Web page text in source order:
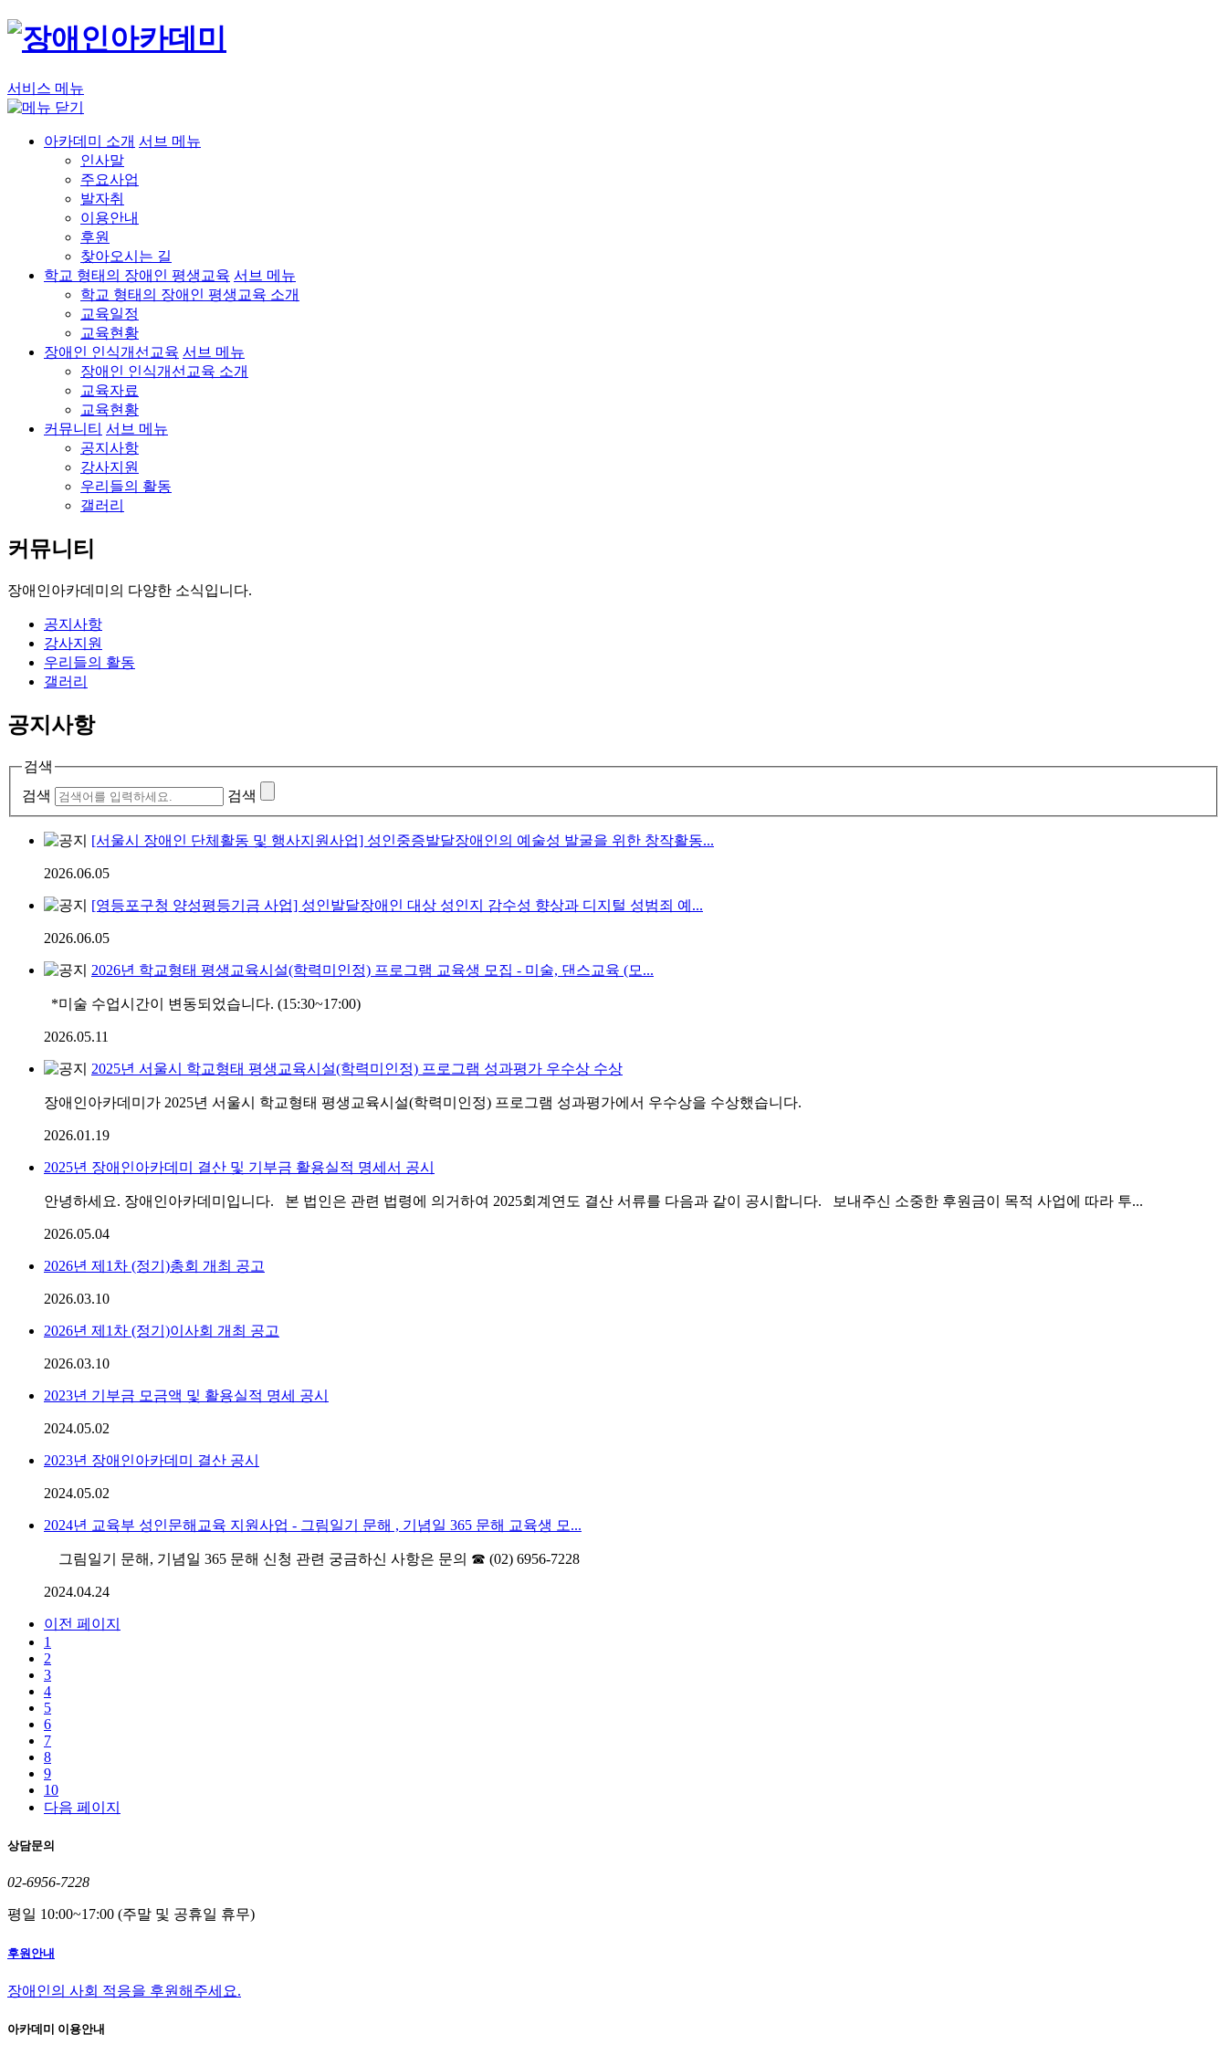
서비스 메뉴
아카데미 소개 서브 메뉴
인사말
주요사업
발자취
이용안내
후원
찾아오시는 길
학교 형태의 장애인 평생교육 서브 메뉴
학교 형태의 장애인 평생교육 소개
교육일정
교육현황
장애인 인식개선교육 서브 메뉴
장애인 인식개선교육 소개
교육자료
교육현황
커뮤니티 서브 메뉴
공지사항
강사지원
우리들의 활동
갤러리
커뮤니티
장애인아카데미의 다양한 소식입니다.
공지사항
강사지원
우리들의 활동
갤러리
공지사항
검색
검색
검색
[서울시 장애인 단체활동 및 행사지원사업] 성인중증발달장애인의 예술성 발굴을 위한 창작활동...
2026.06.05
[영등포구청 양성평등기금 사업] 성인발달장애인 대상 성인지 감수성 향상과 디지털 성범죄 예...
2026.06.05
2026년 학교형태 평생교육시설(학력미인정) 프로그램 교육생 모집 - 미술, 댄스교육 (모...
*미술 수업시간이 변동되었습니다. (15:30~17:00)
2026.05.11
2025년 서울시 학교형태 평생교육시설(학력미인정) 프로그램 성과평가 우수상 수상
장애인아카데미가 2025년 서울시 학교형태 평생교육시설(학력미인정) 프로그램 성과평가에서 우수상을 수상했습니다.
2026.01.19
2025년 장애인아카데미 결산 및 기부금 활용실적 명세서 공시
안녕하세요. 장애인아카데미입니다. 본 법인은 관련 법령에 의거하여 2025회계연도 결산 서류를 다음과 같이 공시합니다. 보내주신 소중한 후원금이 목적 사업에 따라 투...
2026.05.04
2026년 제1차 (정기)총회 개최 공고
2026.03.10
2026년 제1차 (정기)이사회 개최 공고
2026.03.10
2023년 기부금 모금액 및 활용실적 명세 공시
2024.05.02
2023년 장애인아카데미 결산 공시
2024.05.02
2024년 교육부 성인문해교육 지원사업 - 그림일기 문해 , 기념일 365 문해 교육생 모...
그림일기 문해, 기념일 365 문해 신청 관련 궁금하신 사항은 문의 ☎ (02) 6956-7228
2024.04.24
이전 페이지
1
2
3
4
5
6
7
8
9
10
다음 페이지
상담문의
02-6956-7228
평일 10:00~17:00 (주말 및 공휴일 휴무)
후원안내
장애인의 사회 적응을 후원해주세요.
아카데미 이용안내